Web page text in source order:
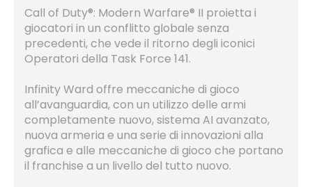
Call of Duty®: Modern Warfare® II proietta i
giocatori in un conflitto globale senza
precedenti, che vede il ritorno degli iconici
Operatori della Task Force 141.
Infinity Ward offre meccaniche di gioco
all’avanguardia, con un utilizzo delle armi
completamente nuovo, sistema AI avanzato,
nuova armeria e una serie di innovazioni alla
grafica e alle meccaniche di gioco che portano
il franchise a un livello del tutto nuovo.